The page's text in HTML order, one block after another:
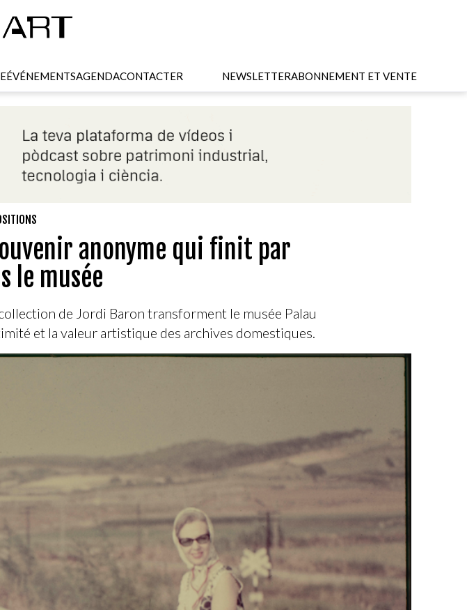
ÉVÉNEMENTSAGENDACONTACTER NEWSLETTERABONNEMENT ET VENTE
anonyme qui finit par
le musée
de Jordi Baron transforment le musée Palau
et la valeur artistique des archives domestiques.